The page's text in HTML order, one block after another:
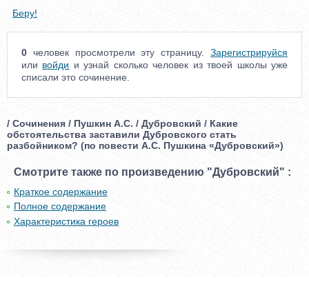
Беру!
0 человек просмотрели эту страницу. Зарегистрируйся
или войди и узнай сколько человек из твоей школы уже
списали это сочинение.
/ Сочинения / Пушкин А.С. / Дубровский / Какие
обстоятельства заставили Дубровского стать
разбойником? (по повести А.С. Пушкина «Дубровский»)
Смотрите также по произведению "Дубровский" :
Краткое содержание
Полное содержание
Характеристика героев